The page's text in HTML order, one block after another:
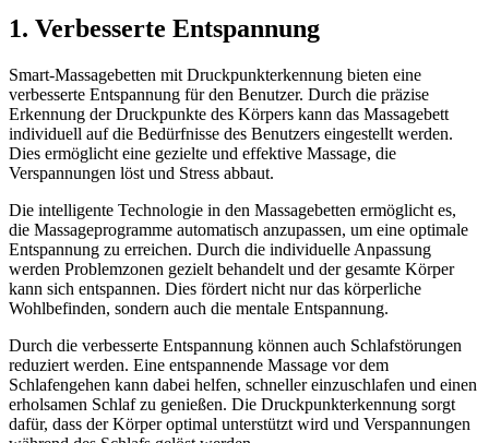
1. Verbesserte Entspannung
Smart-Massagebetten mit Druckpunkterkennung bieten eine
verbesserte Entspannung für den Benutzer. Durch die präzise
Erkennung der Druckpunkte des Körpers kann das Massagebett
individuell auf die Bedürfnisse des Benutzers eingestellt werden.
Dies ermöglicht eine gezielte und effektive Massage, die
Verspannungen löst und Stress abbaut.
Die intelligente Technologie in den Massagebetten ermöglicht es,
die Massageprogramme automatisch anzupassen, um eine optimale
Entspannung zu erreichen. Durch die individuelle Anpassung
werden Problemzonen gezielt behandelt und der gesamte Körper
kann sich entspannen. Dies fördert nicht nur das körperliche
Wohlbefinden, sondern auch die mentale Entspannung.
Durch die verbesserte Entspannung können auch Schlafstörungen
reduziert werden. Eine entspannende Massage vor dem
Schlafengehen kann dabei helfen, schneller einzuschlafen und einen
erholsamen Schlaf zu genießen. Die Druckpunkterkennung sorgt
dafür, dass der Körper optimal unterstützt wird und Verspannungen